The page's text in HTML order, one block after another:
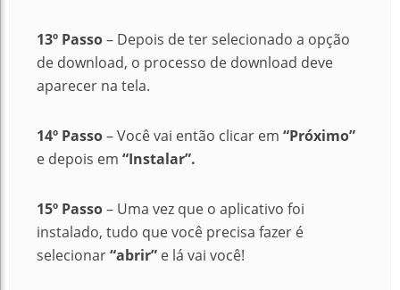
13º Passo– Depois de ter selecionado a opção
de download, o processo de download deve
aparecer na tela.
14º Passo– Você vai então clicar em “Próximo”
e depois em “Instalar”.
15º Passo– Uma vez que o aplicativo foi
instalado, tudo que você precisa fazer é
selecionar“abrir” e lá vai você!